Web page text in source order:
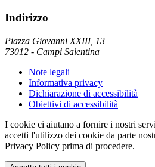
Indirizzo
Piazza Giovanni XXIII, 13
73012 - Campi Salentina
Note legali
Informativa privacy
Dichiarazione di accessibilità
Obiettivi di accessibilità
I cookie ci aiutano a fornire i nostri
accetti l'utilizzo dei cookie da parte
Privacy Policy prima di procedere.